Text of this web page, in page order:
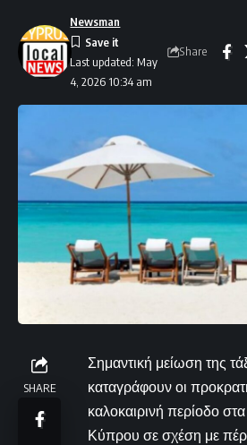
Last updated: May
4, 2026 10:34 am
Newsman
Share
SHARE
Σημαντική μείωση της
καταγράφουν οι
καλοκαιρινή περίοδο
Κύπρου σε σχέση με